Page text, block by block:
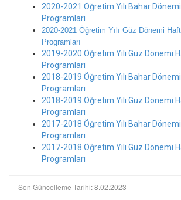
2020-2021 Öğretim Yılı Bahar
Programları
2020-2021 Öğretim Yılı Güz Dönemi
Programları
2019-2020 Öğretim Yılı Güz Dönemi
Programları
2018-2019 Öğretim Yılı Bahar
Programları
2018-2019 Öğretim Yılı Güz Dönemi
Programları
2017-2018 Öğretim Yılı Bahar
Programları
2017-2018 Öğretim Yılı Güz Dönemi
Programları
Son Güncelleme Tarihi: 8.02.2023